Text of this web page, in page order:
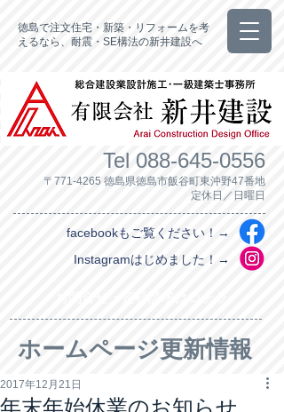
徳島で注文住宅・新築・リフォームを考
えるなら、耐震・SE構法の新井建設へ
Tel 088-645-0556
〒771-4265 徳島県徳島市飯谷町東沖野47番地
定休日／日曜日
facebookもご覧ください！→
Instagramはじめました！→
ホームページ更新情報
年末年始休業のお知らせ
2017年12月21日